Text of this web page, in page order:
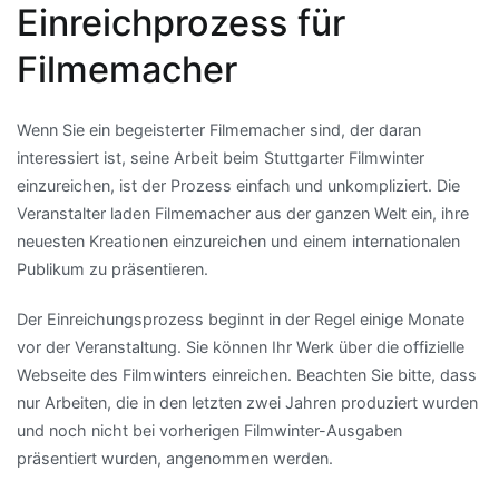
Einreichprozess für
Filmemacher
Wenn Sie ein begeisterter Filmemacher sind, der daran
interessiert ist, seine Arbeit beim Stuttgarter Filmwinter
einzureichen, ist der Prozess einfach und unkompliziert. Die
Veranstalter laden Filmemacher aus der ganzen Welt ein, ihre
neuesten Kreationen einzureichen und einem internationalen
Publikum zu präsentieren.
Der Einreichungsprozess beginnt in der Regel einige Monate
vor der Veranstaltung. Sie können Ihr Werk über die offizielle
Webseite des Filmwinters einreichen. Beachten Sie bitte, dass
nur Arbeiten, die in den letzten zwei Jahren produziert wurden
und noch nicht bei vorherigen Filmwinter-Ausgaben
präsentiert wurden, angenommen werden.